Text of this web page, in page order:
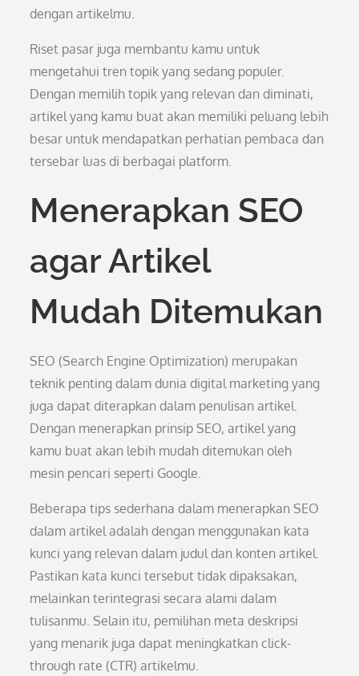
dengan artikelmu.
Riset pasar juga membantu kamu untuk
mengetahui tren topik yang sedang populer.
Dengan memilih topik yang relevan dan diminati,
artikel yang kamu buat akan memiliki peluang lebih
besar untuk mendapatkan perhatian pembaca dan
tersebar luas di berbagai platform.
Menerapkan SEO
agar Artikel
Mudah Ditemukan
SEO (Search Engine Optimization) merupakan
teknik penting dalam dunia digital marketing yang
juga dapat diterapkan dalam penulisan artikel.
Dengan menerapkan prinsip SEO, artikel yang
kamu buat akan lebih mudah ditemukan oleh
mesin pencari seperti Google.
Beberapa tips sederhana dalam menerapkan SEO
dalam artikel adalah dengan menggunakan kata
kunci yang relevan dalam judul dan konten artikel.
Pastikan kata kunci tersebut tidak dipaksakan,
melainkan terintegrasi secara alami dalam
tulisanmu. Selain itu, pemilihan meta deskripsi
yang menarik juga dapat meningkatkan click-
through rate (CTR) artikelmu.